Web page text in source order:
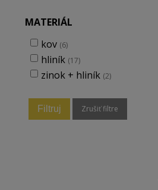
MATERIÁL
kov (6)
hliník (17)
zinok + hliník (2)
Filtruj Zrušiť filtre